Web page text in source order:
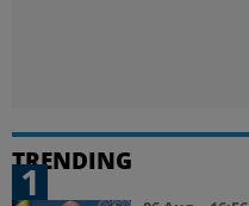
TRENDING
1